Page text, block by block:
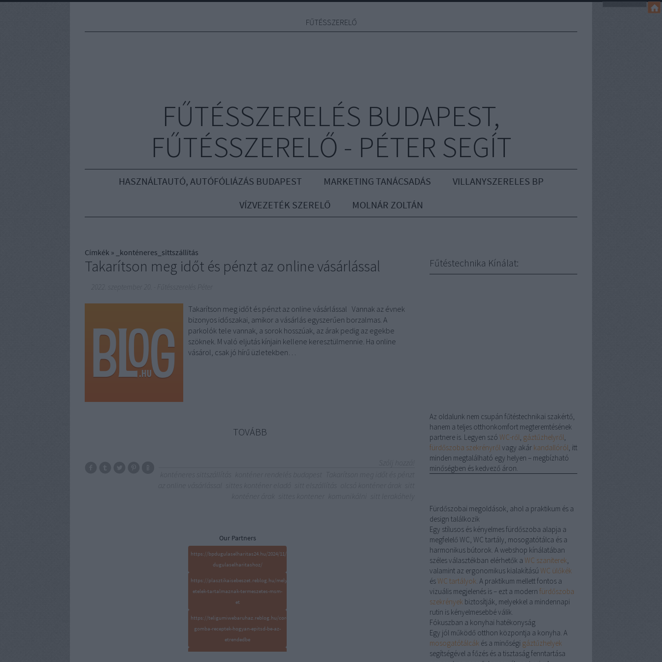
FŰTÉSSZERELŐ
FŰTÉSSZERELÉS BUDAPEST,
FŰTÉSSZERELŐ - PÉTER SEGÍT
HASZNÁLTAUTÓ, AUTÓFÓLIÁZÁS BUDAPEST MARKETING TANÁCSADÁS
VILLANYSZERELES BP
VÍZVEZETÉK SZERELŐ
MOLNÁR ZOLTÁN
Címkék » _konténeres_sittszállítás
Takarítson meg időt és pénzt az online vásárlással
Takarítson meg időt és pénzt az online vásárlással Vannak az évnek
bizonyos időszakai, amikor a vásárlás egyszerűen borzalmas. A
parkolók tele vannak, a sorok hosszúak, az árak pedig az egekbe
szöknek. M való eljutás kínjain kellene keresztülmennie. Ha online
vásárol, csak jó hírű üzletekben…
TOVÁBB
Our Partners
https://bpdugulaselharitas24.hu/2024/11/14/eszkozok-
dugulaselharitashoz/
https://plasztikaisebeszet.reblog.hu/mely-
etelek-tartalmaznak-termeszetes-msm-
et
https://teligumiwebaruhaz.reblog.hu/cordyceps-
gomba-receptek-hogyan-epitsd-be-az-
etrendedbe
Fűtéstechnika Kínálat:
Az oldalunk nem csupán fűtéstechnikai szakértő,
hanem a teljes otthonkomfort megteremtésének
partnere is. Legyen szó WC-ről, gáztűzhelyről,
fürdőszoba szekrényrőlvagy akár kandallóról, itt
minden megtalálható egy helyen – megbízható
minőségben és kedvező áron.
Fürdőszobai megoldások, ahol a praktikum és a
design találkozik
Egy stílusos és kényelmes fürdőszoba alapja a
megfelelő WC, WC tartály, mosogatótálca és a
harmonikus bútorok. A webshop kínálatában
széles választékban elérhetők a WC szaniterek,
valamint az ergonomikus kialakítású WC ülőkék
ésWC tartályok. A praktikum mellett fontos a
vizuális megjelenés is – ezt a modern fürdőszoba
szekrények biztosítják, melyekkel a mindennapi
rutin is kényelmesebbé válik.
Fókuszban a konyhai hatékonyság
Egy jól működő otthon központja a konyha. A
mosogatótálcák és a minőségi gáztűzhelyek
segítségével a főzés és a tisztaság fenntartása